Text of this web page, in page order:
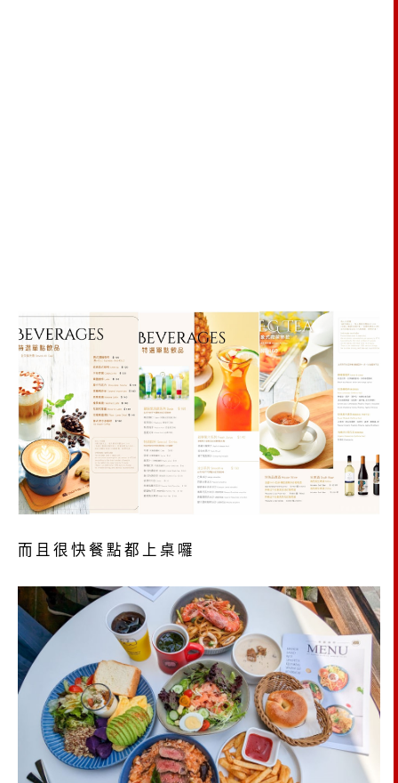
而且很快餐點都上桌囉